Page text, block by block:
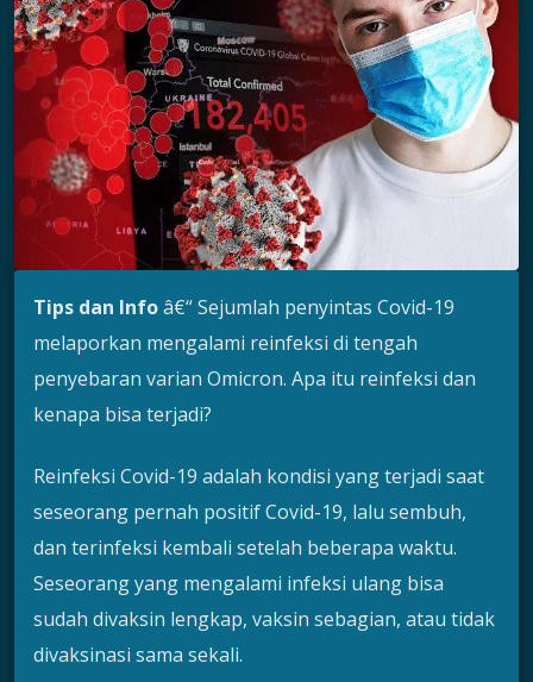
Tips dan Infoâ€“ Sejumlah penyintas Covid-19
melaporkan mengalami reinfeksi di tengah
penyebaran varian Omicron. Apa itu reinfeksi dan
kenapa bisa terjadi?
Reinfeksi Covid-19 adalah kondisi yang terjadi saat
seseorang pernah positif Covid-19, lalu sembuh,
dan terinfeksi kembali setelah beberapa waktu.
Seseorang yang mengalami infeksi ulang bisa
sudah divaksin lengkap, vaksin sebagian, atau tidak
divaksinasi sama sekali.